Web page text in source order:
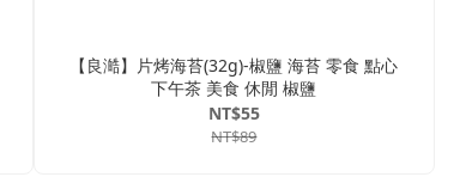
【良澔】片烤海苔(32g)-椒鹽 海苔 零食 點心
下午茶 美食 休閒 椒鹽
NT$55
NT$89